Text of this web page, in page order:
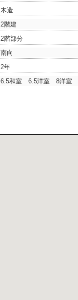
木造
2階建
2階部分
南向
2年
6.5和室 6.5洋室 8洋